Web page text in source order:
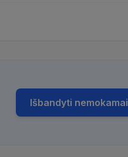
Išbandyti nemokamai